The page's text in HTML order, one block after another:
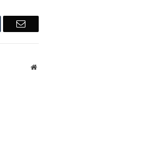
Email
Website